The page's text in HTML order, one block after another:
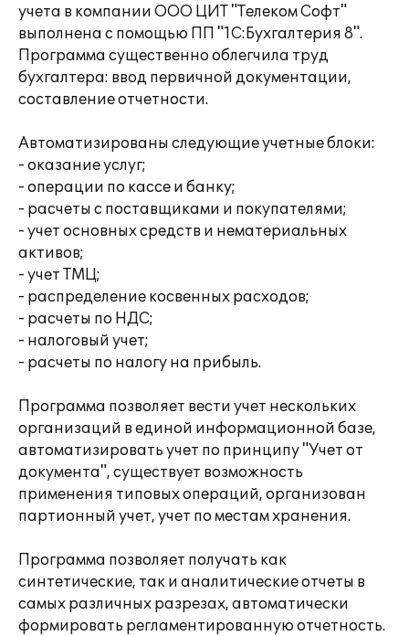
учета в компании ООО ЦИТ "Телеком Софт"
выполнена с помощью ПП "1С:Бухгалтерия 8".
Программа существенно облегчила труд
бухгалтера: ввод первичной документации,
составление отчетности.
Автоматизированы следующие учетные блоки:
- оказание услуг;
- операции по кассе и банку;
- расчеты с поставщиками и покупателями;
- учет основных средств и нематериальных
активов;
- учет ТМЦ;
- распределение косвенных расходов;
- расчеты по НДС;
- налоговый учет;
- расчеты по налогу на прибыль.
Программа позволяет вести учет нескольких
организаций в единой информационной базе,
автоматизировать учет по принципу "Учет от
документа", существует возможность
применения типовых операций, организован
партионный учет, учет по местам хранения.
Программа позволяет получать как
синтетические, так и аналитические отчеты в
самых различных разрезах, автоматически
формировать регламентированную отчетность.